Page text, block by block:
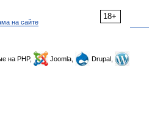
18+
на сайте
на PHP, Joomla,
Drupal,